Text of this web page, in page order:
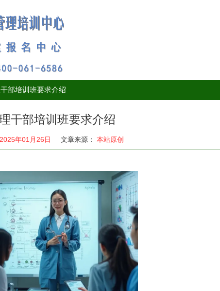
部培训班要求介绍
干部培训班要求介绍
2025年01月26日 文章来源： 本站原创